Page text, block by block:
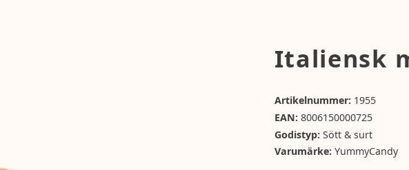
Italiensk
Artikelnummer:1955
EAN:8006150000725
Godistyp:Sött & surt
Varumärke:YummyCandy